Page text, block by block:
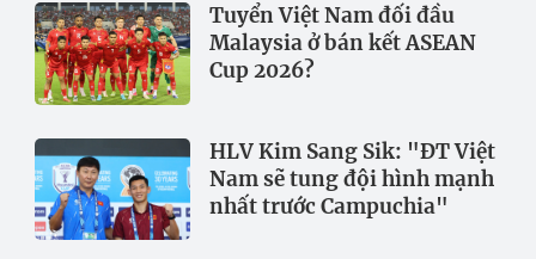
Tuyển Việt Nam đối đầu
Malaysia ở bán kết ASEAN
Cup 2026?
HLV Kim Sang Sik: "ĐT Việt
Nam sẽ tung đội hình mạnh
nhất trước Campuchia"